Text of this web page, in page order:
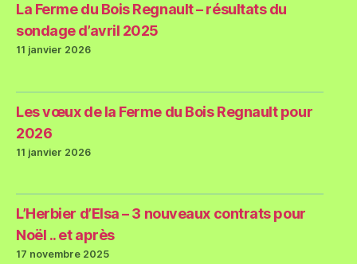
La Ferme du Bois Regnault – résultats du
sondage d’avril 2025
11 janvier 2026
Les vœux de la Ferme du Bois Regnault pour
2026
11 janvier 2026
L’Herbier d’Elsa – 3 nouveaux contrats pour
Noël .. et après
17 novembre 2025